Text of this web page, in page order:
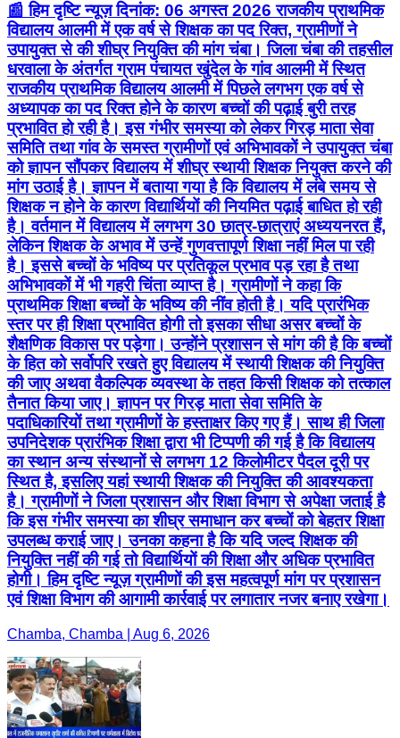
📰 हिम दृष्टि न्यूज़ दिनांक: 06 अगस्त 2026 राजकीय प्राथमिक
विद्यालय आलमी में एक वर्ष से शिक्षक का पद रिक्त, ग्रामीणों ने
उपायुक्त से की शीघ्र नियुक्ति की मांग चंबा। जिला चंबा की तहसील
धरवाला के अंतर्गत ग्राम पंचायत खुंदेल के गांव आलमी में स्थित
राजकीय प्राथमिक विद्यालय आलमी में पिछले लगभग एक वर्ष से
अध्यापक का पद रिक्त होने के कारण बच्चों की पढ़ाई बुरी तरह
प्रभावित हो रही है। इस गंभीर समस्या को लेकर गिरड़ माता सेवा
समिति तथा गांव के समस्त ग्रामीणों एवं अभिभावकों ने उपायुक्त चंबा
को ज्ञापन सौंपकर विद्यालय में शीघ्र स्थायी शिक्षक नियुक्त करने की
मांग उठाई है। ज्ञापन में बताया गया है कि विद्यालय में लंबे समय से
शिक्षक न होने के कारण विद्यार्थियों की नियमित पढ़ाई बाधित हो रही
है। वर्तमान में विद्यालय में लगभग 30 छात्र-छात्राएं अध्ययनरत हैं,
लेकिन शिक्षक के अभाव में उन्हें गुणवत्तापूर्ण शिक्षा नहीं मिल पा रही
है। इससे बच्चों के भविष्य पर प्रतिकूल प्रभाव पड़ रहा है तथा
अभिभावकों में भी गहरी चिंता व्याप्त है। ग्रामीणों ने कहा कि
प्राथमिक शिक्षा बच्चों के भविष्य की नींव होती है। यदि प्रारंभिक
स्तर पर ही शिक्षा प्रभावित होगी तो इसका सीधा असर बच्चों के
शैक्षणिक विकास पर पड़ेगा। उन्होंने प्रशासन से मांग की है कि बच्चों
के हित को सर्वोपरि रखते हुए विद्यालय में स्थायी शिक्षक की नियुक्ति
की जाए अथवा वैकल्पिक व्यवस्था के तहत किसी शिक्षक को तत्काल
तैनात किया जाए। ज्ञापन पर गिरड़ माता सेवा समिति के
पदाधिकारियों तथा ग्रामीणों के हस्ताक्षर किए गए हैं। साथ ही जिला
उपनिदेशक प्रारंभिक शिक्षा द्वारा भी टिप्पणी की गई है कि विद्यालय
का स्थान अन्य संस्थानों से लगभग 12 किलोमीटर पैदल दूरी पर
स्थित है, इसलिए यहां स्थायी शिक्षक की नियुक्ति की आवश्यकता
है। ग्रामीणों ने जिला प्रशासन और शिक्षा विभाग से अपेक्षा जताई है
कि इस गंभीर समस्या का शीघ्र समाधान कर बच्चों को बेहतर शिक्षा
उपलब्ध कराई जाए। उनका कहना है कि यदि जल्द शिक्षक की
नियुक्ति नहीं की गई तो विद्यार्थियों की शिक्षा और अधिक प्रभावित
होगी। हिम दृष्टि न्यूज़ ग्रामीणों की इस महत्वपूर्ण मांग पर प्रशासन
एवं शिक्षा विभाग की आगामी कार्रवाई पर लगातार नजर बनाए रखेगा।
Chamba, Chamba | Aug 6, 2026